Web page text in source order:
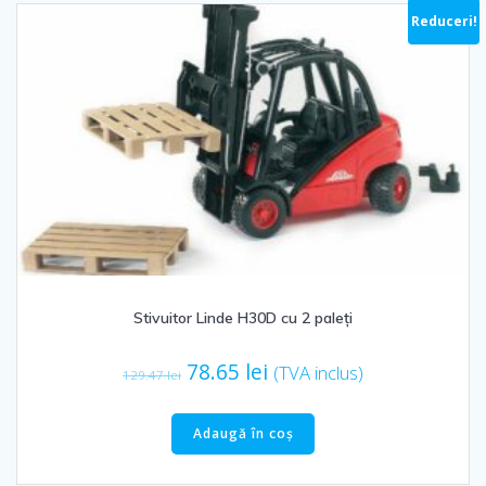
Reduceri!
Stivuitor Linde H30D cu 2 paleți
129.47lei Prețul
a
fost:
78.65 lei Prețul
este:
78.65 lei.
(TVA inclus)
Adaugă în coș